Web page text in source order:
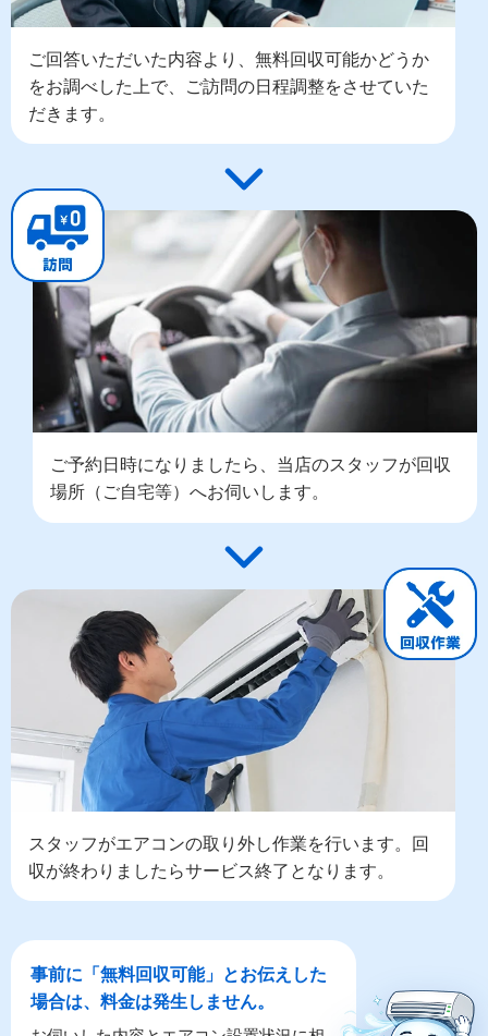
ご回答いただいた内容より、無料回収可能かどうか
をお調べした上で、ご訪問の日程調整をさせていた
だきます。
ご予約日時になりましたら、当店のスタッフが回収
場所（ご自宅等）へお伺いします。
スタッフがエアコンの取り外し作業を行います。回
収が終わりましたらサービス終了となります。
事前に「無料回収可能」とお伝えした
場合は、料金は発生しません。